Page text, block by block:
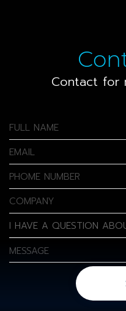
Contact for
FULL NAME
EMAIL
PHOME NUMBER
COMPANY
I HAVE A QUESTION
MESSAGE